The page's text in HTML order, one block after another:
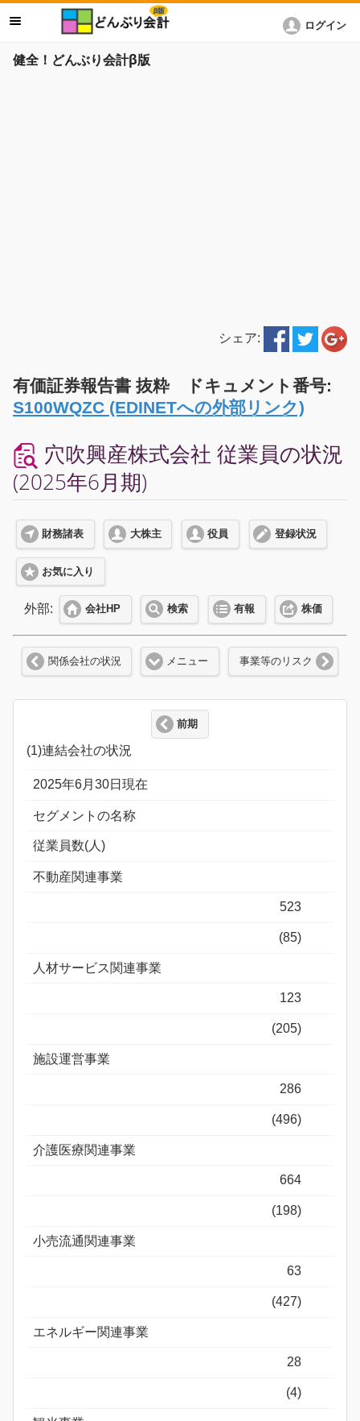
健全！どんぶり会計β版
ログイン
シェア:
有価証券報告書 抜粋 ドキュメント番号:
S100WQZC (EDINETへの外部リンク)
穴吹興産株式会社 従業員の状況
(2025年6月期)
財務諸表 大株主 役員 登録状況
お気に入り
外部: 会社HP 検索 有報 株価
関係会社の状況 メニュー 事業等のリスク
前期
(1)連結会社の状況
2025年6月30日現在
セグメントの名称
従業員数(人)
不動産関連事業
523
(85)
人材サービス関連事業
123
(205)
施設運営事業
286
(496)
介護医療関連事業
664
(198)
小売流通関連事業
63
(427)
エネルギー関連事業
28
(4)